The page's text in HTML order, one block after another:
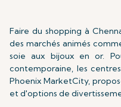
Faire du shopping à
des marchés animés
soie aux bijoux en or.
contemporaine, les
Phoenix MarketCity,
et d'options de